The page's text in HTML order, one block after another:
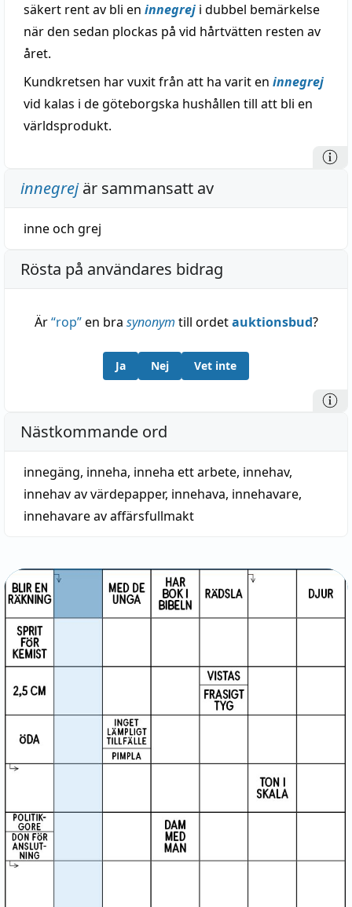
säkert rent av bli en innegrej i dubbel bemärkelse
när den sedan plockas på vid hårtvätten resten av
året.
Kundkretsen har vuxit från att ha varit en innegrej
vid kalas i de göteborgska hushållen till att bli en
världsprodukt.
innegrejär sammansatt av
inneoch grej
Rösta på användares bidrag
Är“rop”en bra synonym till ordetauktionsbud?
Ja Nej Vet inte
Nästkommande ord
innegäng, inneha, inneha ett arbete, innehav,
innehav av värdepapper, innehava, innehavare,
innehavare av affärsfullmakt